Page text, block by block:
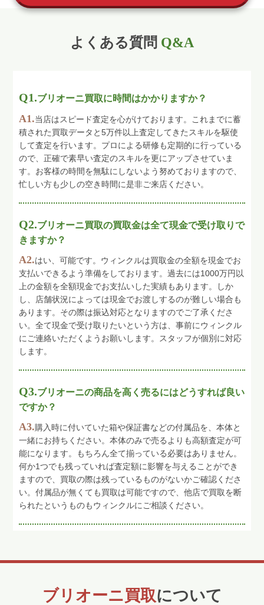
よくある質問 Q&A
Q1.ブリオーニ買取に時間はかかりますか？
A1.当店はスピード査定を心がけております。これまでに蓄
積された買取データと5万件以上査定してきたスキルを駆使
して査定を行います。プロによる研修も定期的に行っている
ので、正確で素早い査定のスキルを更にアップさせていま
す。お客様の時間を無駄にしないよう努めておりますので、
忙しい方も少しの空き時間に是非ご来店ください。
Q2.ブリオーニ買取の買取金は全て現金で受け取りで
きますか？
A2.はい、可能です。ウィンクルは買取金の全額を現金でお
支払いできるよう準備をしております。過去には1000万円以
上の金額を全額現金でお支払いした実績もあります。しか
し、店舗状況によっては現金でお渡しするのが難しい場合も
あります。その際は振込対応となりますのでご了承くださ
い。全て現金で受け取りたいという方は、事前にウィンクル
にご連絡いただくようお願いします。スタッフが個別に対応
します。
Q3.ブリオーニの商品を高く売るにはどうすれば良い
ですか？
A3.購入時に付いていた箱や保証書などの付属品を、本体と
一緒にお持ちください。本体のみで売るよりも高額査定が可
能になります。もちろん全て揃っている必要はありません。
何か1つでも残っていれば査定額に影響を与えることができ
ますので、買取の際は残っているものがないかご確認くださ
い。付属品が無くても買取は可能ですので、他店で買取を断
られたというものもウィンクルにご相談ください。
ブリオーニ買取について